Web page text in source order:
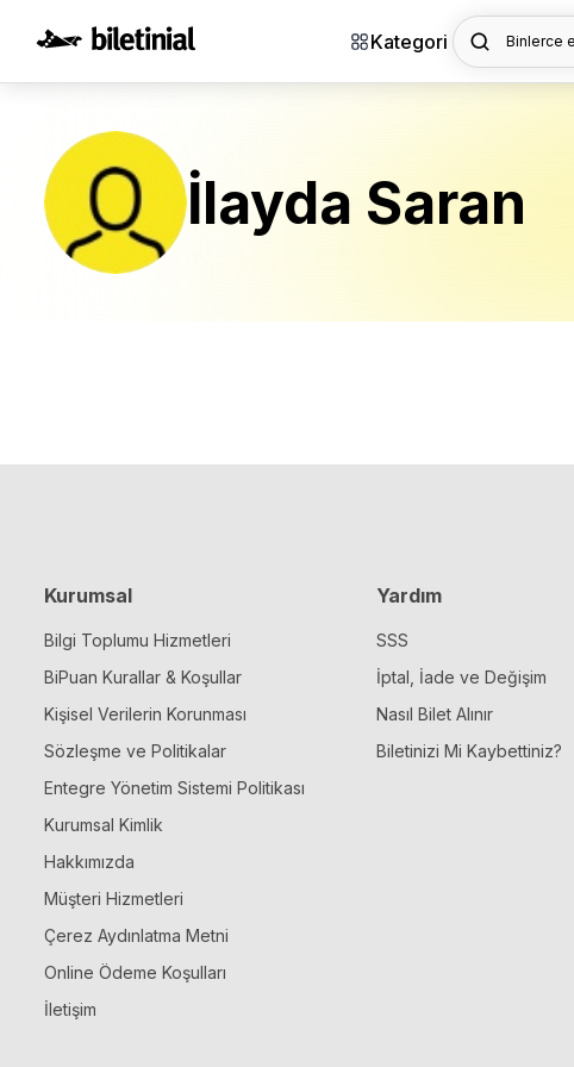
Kategori Binlerce
İlayda Saran
Kurumsal
Bilgi Toplumu Hizmetleri
BiPuan Kurallar & Koşullar
Kişisel Verilerin Korunması
Sözleşme ve Politikalar
Entegre Yönetim Sistemi Politikası
Kurumsal Kimlik
Hakkımızda
Müşteri Hizmetleri
Çerez Aydınlatma Metni
Online Ödeme Koşulları
İletişim
Yardım
SSS
İptal, İade ve Değişim
Nasıl Bilet Alınır
Biletinizi Mi Kaybettiniz?